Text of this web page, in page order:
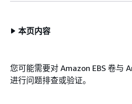
本页内容
您可能需要对 Amazon EBS 卷与
进行问题排查或验证。